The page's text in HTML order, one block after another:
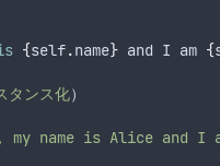
{self.name} and I am {
タンス化）
my name is Alice and I